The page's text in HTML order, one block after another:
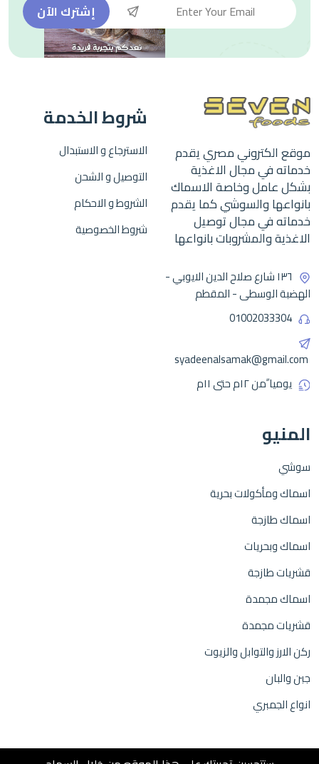
إشترك الآن
موقع الكتروني مصري يقدم
خدماته في مجال الاغذية
بشكل عامل وخاصة الاسماك
بانواعها والسوشي كما يقدم
خدماته في مجال توصيل
الاغذية والمشروبات بانواعها
١٣٦ شارع صلاح الدين الايوبي -
الهضبة الوسطى - المقطم
01002033304
syadeenalsamak@gmail.com
يوميا ًمن ١٢م حتى ١١م
شروط الخدمة
الاسترجاع و الاستبدال
التوصيل و الشحن
الشروط و الاحكام
شروط الخصوصية
المنيو
سوشي
اسماك ومأكولات بحرية
اسماك طازجة
اسماك وبحريات
قشريات طازجة
اسماك مجمدة
قشريات مجمدة
ركن الارز والتوابل والزيوت
جبن والبان
انواع الجمبري